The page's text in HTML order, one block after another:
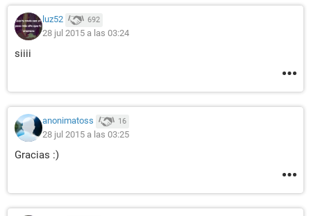
luz52 692
28 jul 2015 a las 03:24
siiii
anonimatoss 16
28 jul 2015 a las 03:25
Gracias :)